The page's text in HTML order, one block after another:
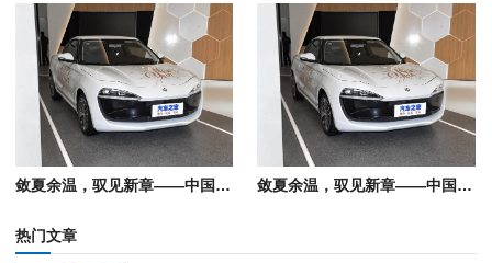
敛夏余温，驭见新章——中国人保携手亳州市英豪汽车购车嘉年华 敛夏余温，驭见新章——中国人保携手亳州零动汽车购车嘉年华
热门文章